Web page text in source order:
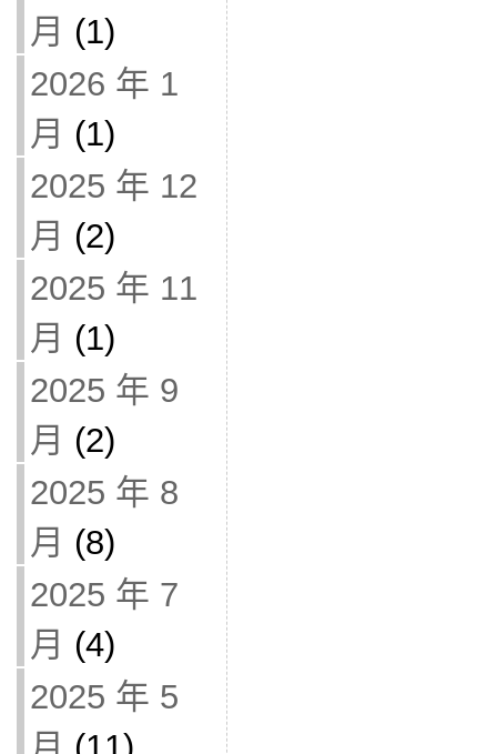
月 (1)
2026 年 1
月 (1)
2025 年 12
月 (2)
2025 年 11
月 (1)
2025 年 9
月 (2)
2025 年 8
月 (8)
2025 年 7
月 (4)
2025 年 5